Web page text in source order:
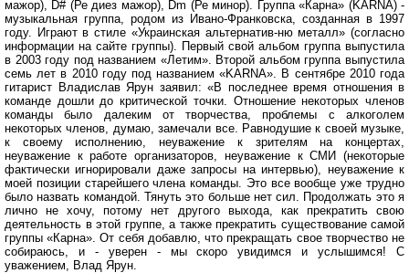
мажор), D# (Ре диез мажор), Dm (Ре минор). Группа «Карна» (KARNA) -
музыкальная группа, родом из Ивано-Франковска, созданная в 1997
году. Играют в стиле «Украинская альтернатив-ню металл» (согласно
информации на сайте группы). Первый свой альбом группа выпустила
в 2003 году под названием «Летим». Второй альбом группа выпустила
семь лет в 2010 году под названием «KARNA». В сентябре 2010 года
гитарист Владислав Ярун заявил: «В последнее время отношения в
команде дошли до критической точки. Отношение некоторых членов
команды было далеким от творчества, проблемы с алкоголем
некоторых членов, думаю, замечали все. Равнодушие к своей музыке,
к своему исполнению, неуважение к зрителям на концертах,
неуважение к работе организаторов, неуважение к СМИ (некоторые
фактически игнорировали даже запросы на интервью), неуважение к
моей позиции старейшего члена команды. Это все вообще уже трудно
было назвать командой. Тянуть это больше нет сил. Продолжать это я
лично не хочу, потому нет другого выхода, как прекратить свою
деятельность в этой группе, а также прекратить существование самой
группы «Карна». От себя добавлю, что прекращать свое творчество не
собираюсь, и - уверен - мы скоро увидимся и услышимся! С
уважением, Влад Ярун.